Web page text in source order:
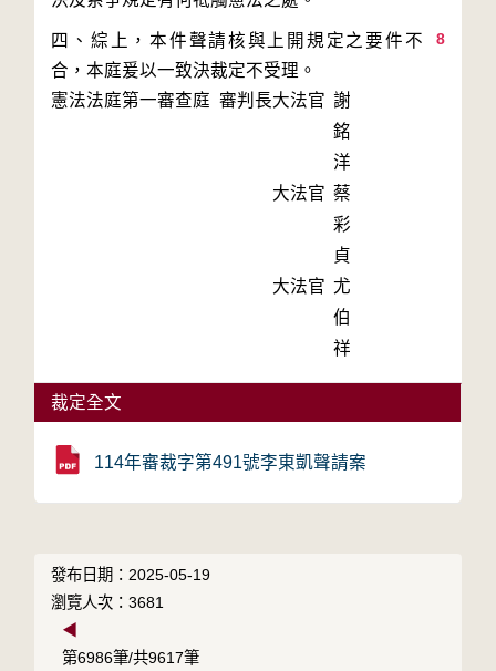
8
四、綜上，本件聲請核與上開規定之要件不
合，本庭爰以一致決裁定不受理。
憲法法庭第一審查庭 審判長大法官 謝
銘
洋
大法官 蔡
彩
貞
大法官 尤
伯
祥
裁定全文
114年審裁字第491號李東凱聲請案
發布日期：2025-05-19
瀏覽人次：3681
◀
第6986筆/共9617筆